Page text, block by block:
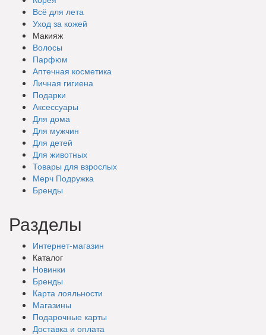
Всё для лета
Уход за кожей
Макияж
Волосы
Парфюм
Аптечная косметика
Личная гигиена
Подарки
Аксессуары
Для дома
Для мужчин
Для детей
Для животных
Товары для взрослых
Мерч Подружка
Бренды
Разделы
Интернет-магазин
Каталог
Новинки
Бренды
Карта лояльности
Магазины
Подарочные карты
Доставка и оплата